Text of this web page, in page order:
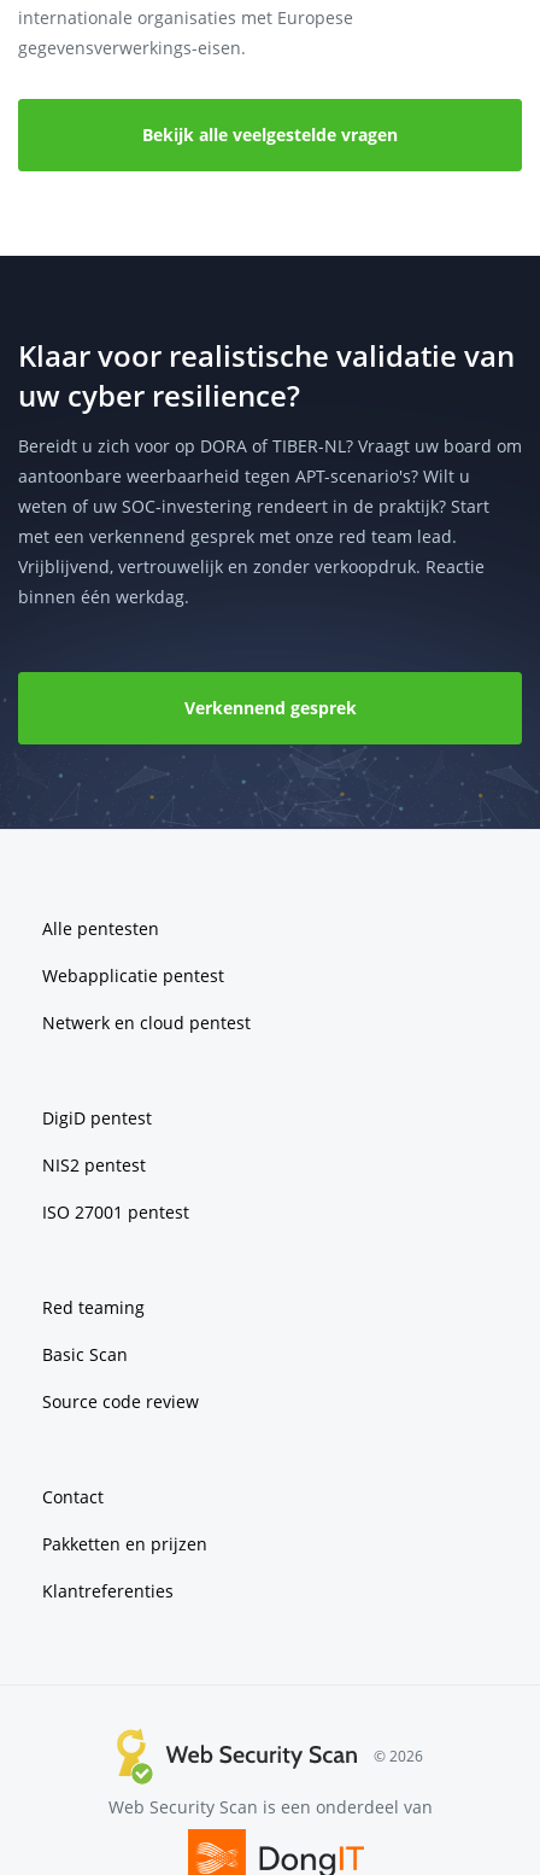
internationale organisaties met Europese
gegevensverwerkings-eisen.
Bekijk alle veelgestelde vragen
Klaar voor realistische validatie van
uw cyber resilience?
Bereidt u zich voor op DORA of TIBER-NL? Vraagt uw board om
aantoonbare weerbaarheid tegen APT-scenario's? Wilt u
weten of uw SOC-investering rendeert in de praktijk? Start
met een verkennend gesprek met onze red team lead.
Vrijblijvend, vertrouwelijk en zonder verkoopdruk. Reactie
binnen één werkdag.
Verkennend gesprek
Alle pentesten
Webapplicatie pentest
Netwerk en cloud pentest
DigiD pentest
NIS2 pentest
ISO 27001 pentest
Red teaming
Basic Scan
Source code review
Contact
Pakketten en prijzen
Klantreferenties
© 2026
Web Security Scan is een onderdeel van